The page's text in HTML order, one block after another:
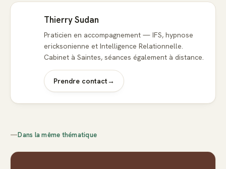
Thierry Sudan
Praticien en accompagnement — IFS, hypnose
ericksonienne et Intelligence Relationnelle.
Cabinet à Saintes, séances également à distance.
Prendre contact→
—Dans la même thématique